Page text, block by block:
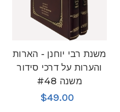
משנת רבי יוחנן - הארות
והערות על דרכי סידור
משנה #48
$49.00